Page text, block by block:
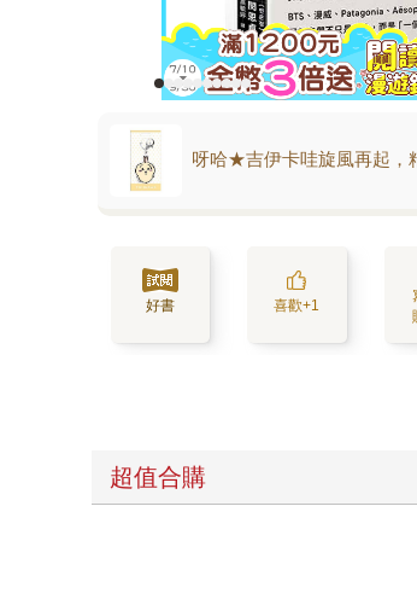
呀哈★吉伊卡哇旋風再起，
好書 喜歡+1
超值合購